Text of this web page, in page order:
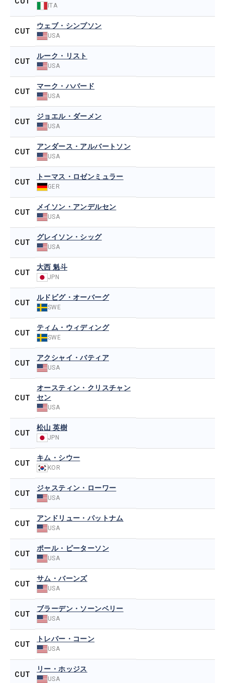
ITA
CUT
ウェブ・シンプソン
USA
CUT
ルーク・リスト
USA
CUT
マーク・ハバード
USA
CUT
ジョエル・ダーメン
USA
CUT
アンダース・アルバートソン
USA
CUT
トーマス・ロゼンミュラー
GER
CUT
メイソン・アンデルセン
USA
CUT
グレイソン・シッグ
USA
CUT
大西 魁斗
JPN
CUT
ルドビグ・オーバーグ
SWE
CUT
ティム・ウィディング
SWE
CUT
アクシャイ・バティア
USA
CUT
オースティン・クリスチャン
セン
USA
CUT
松山 英樹
JPN
CUT
キム・シウー
KOR
CUT
ジャスティン・ローワー
USA
CUT
アンドリュー・パットナム
USA
CUT
ポール・ピーターソン
USA
CUT
サム・バーンズ
USA
CUT
ブラーデン・ソーンベリー
USA
CUT
トレバー・コーン
USA
CUT
リー・ホッジス
USA